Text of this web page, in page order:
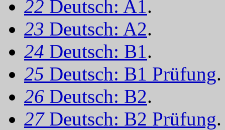
22 Deutsch: A1.
23 Deutsch: A2.
24 Deutsch: B1.
25 Deutsch: B1 Prüfung.
26 Deutsch: B2.
27 Deutsch: B2 Prüfung.